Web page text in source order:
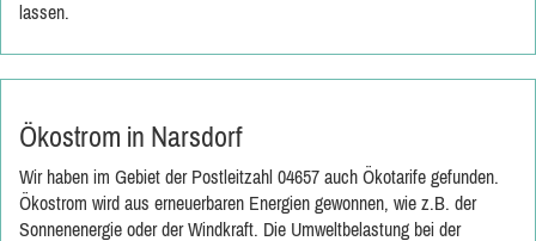
lassen.
Ökostrom in Narsdorf
Wir haben im Gebiet der Postleitzahl 04657 auch Ökotarife gefunden.
Ökostrom wird aus erneuerbaren Energien gewonnen, wie z.B. der
Sonnenenergie oder der Windkraft. Die Umweltbelastung bei der